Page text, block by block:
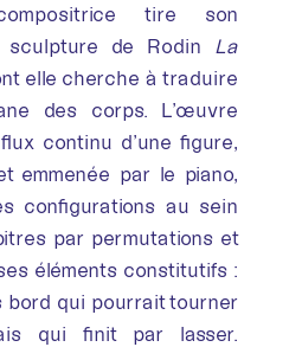
tire son
de Rodin La
elle cherche à traduire
des corps. L’œuvre
continu d’une figure,
emmenée par le piano,
configurations au sein
par permutations et
éléments constitutifs :
bord qui pourrait tourner
qui finit par lasser.